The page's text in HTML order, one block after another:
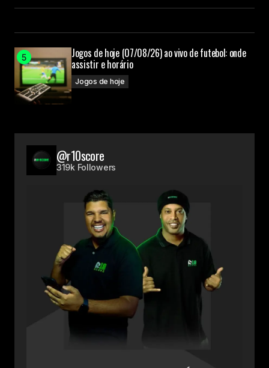
Jogos de hoje (07/08/26) ao vivo de futebol: onde
assistir e horário
Jogos de hoje
@r10score
319k Followers